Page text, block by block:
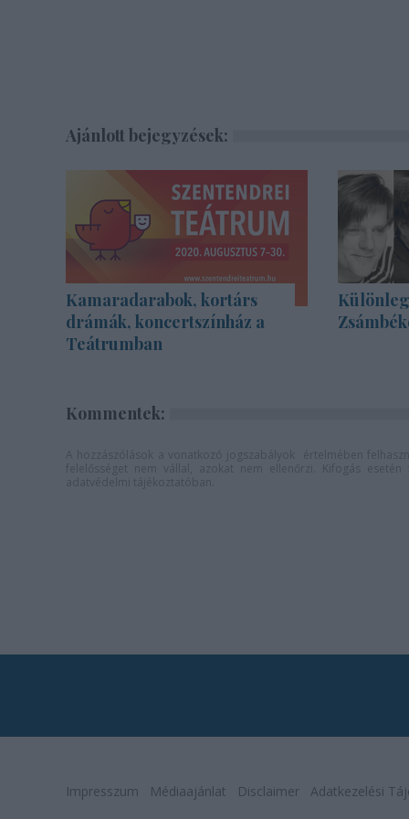
Ajánlott bejegyzések:
Kamaradarabok, kortárs
drámák, koncertszínház a
Teátrumban
Kommentek:
Impresszum Médiaajánlat Disclaimer Adatkezelési